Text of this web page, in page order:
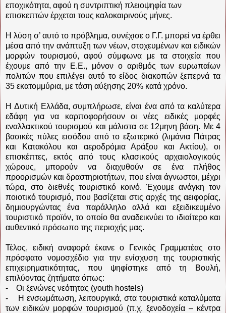
εποχικότητα, αφού η συντριπτική πλειοψηφία των
επισκεπτών έρχεται τους καλοκαιρινούς μήνες.
Η λύση σ’ αυτό το πρόβλημα, συνέχισε ο Γ.Γ. μπορεί να έρθει
μέσα από την ανάπτυξη των νέων, στοχευμένων και ειδικών
μορφών τουρισμού, αφού σύμφωνα με τα στοιχεία που
έχουμε από την Ε.Ε., μόνον ο αριθμός των ευρωπαίων
πολιτών που επιλέγει αυτό το είδος διακοπών ξεπερνά τα
35 εκατομμύρια, με τάση αύξησης 20% κατά χρόνο.
Η Δυτική Ελλάδα, συμπλήρωσε, είναι ένα από τα καλύτερα
εδάφη για να καρποφορήσουν οι νέες ειδικές μορφές
εναλλακτικού τουρισμού και μάλιστα σε 12μηνη βάση. Με 4
βασικές πύλες εισόδου από το εξωτερικό (λιμάνια Πάτρας
και Κατακόλου και αεροδρόμια Αράξου και Ακτίου), οι
επισκέπτες, εκτός από τους κλασικούς αρχαιολογικούς
χώρους, μπορούν να διαχυθούν σε ένα πλήθος
προορισμών και δραστηριοτήτων, που είναι άγνωστοι, μέχρι
τώρα, στο διεθνές τουριστικό κοινό. Έχουμε ανάγκη τον
ποιοτικό τουρισμό, που βασίζεται στις αρχές της αειφορίας,
δημιουργώντας ένα παράλληλο αλλά και εξειδικευμένο
τουριστικό προϊόν, το οποίο θα αναδεικνύει το ιδιαίτερο και
αυθεντικό πρόσωπο της περιοχής μας.
Τέλος, ειδική αναφορά έκανε ο Γενικός Γραμματέας στο
πρόσφατο νομοσχέδιο για την ενίσχυση της τουριστικής
επιχειρηματικότητας, που ψηφίστηκε από τη Βουλή,
επιλύοντας ζητήματα όπως:
- Οι ξενώνες νεότητας (youth hostels)
- Η ενσωμάτωση, λειτουργικά, στα τουριστικά καταλύματα
των ειδικών μορφών τουρισμού (π.χ. ξενοδοχεία – κέντρα